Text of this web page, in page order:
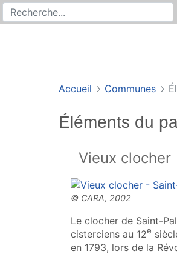
Recherche sur le site
Rechercher
Accueil Communes
Éléments du
Vieux clocher
Le clocher de Saint-
cisterciens au 12e
en 1793, lors de la